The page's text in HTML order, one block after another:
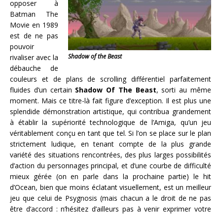
Shadow of the Beast
opposer à
Batman The
Movie en 1989
est de ne pas
pouvoir
rivaliser avec la
débauche de
couleurs et de plans de scrolling différentiel parfaitement
fluides d’un certain Shadow Of The Beast, sorti au même
moment. Mais ce titre-là fait figure d’exception. Il est plus une
splendide démonstration artistique, qui contribua grandement
à établir la supériorité technologique de l’Amiga, qu’un jeu
véritablement conçu en tant que tel. Si l’on se place sur le plan
strictement ludique, en tenant compte de la plus grande
variété des situations rencontrées, des plus larges possibilités
d’action du personnages principal, et d’une courbe de difficulté
mieux gérée (on en parle dans la prochaine partie) le hit
d’Ocean, bien que moins éclatant visuellement, est un meilleur
jeu que celui de Psygnosis (mais chacun a le droit de ne pas
être d’accord : n’hésitez d’ailleurs pas à venir exprimer votre